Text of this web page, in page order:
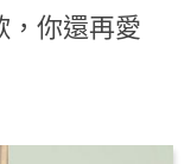
你還再愛